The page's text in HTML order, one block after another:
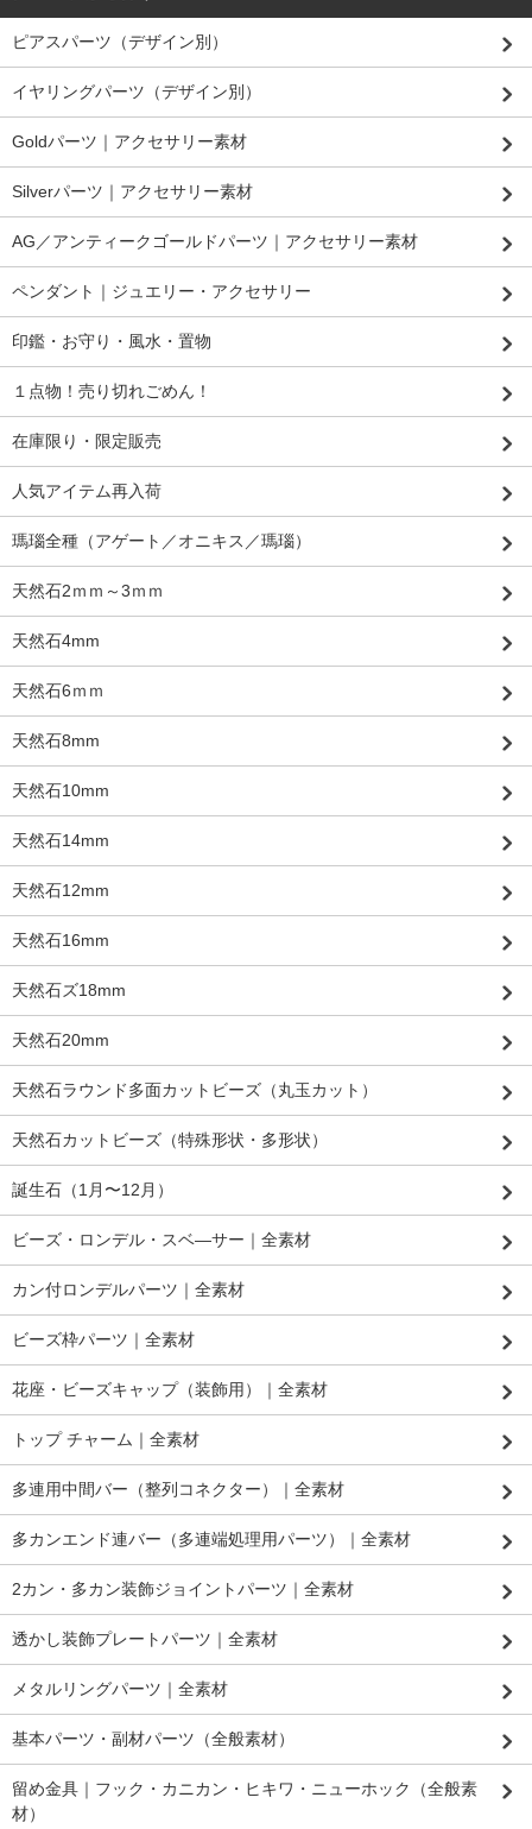
ピアスパーツ（デザイン別）
イヤリングパーツ（デザイン別）
Goldパーツ｜アクセサリー素材
Silverパーツ｜アクセサリー素材
AG／アンティークゴールドパーツ｜アクセサリー素材
ペンダント｜ジュエリー・アクセサリー
印鑑・お守り・風水・置物
１点物！売り切れごめん！
在庫限り・限定販売
人気アイテム再入荷
瑪瑙全種（アゲート／オニキス／瑪瑙）
天然石2ｍｍ～3ｍｍ
天然石4mm
天然石6ｍｍ
天然石8mm
天然石10mm
天然石14mm
天然石12mm
天然石16mm
天然石ズ18mm
天然石20mm
天然石ラウンド多面カットビーズ（丸玉カット）
天然石カットビーズ（特殊形状・多形状）
誕生石（1月〜12月）
ビーズ・ロンデル・スベ―サー｜全素材
カン付ロンデルパーツ｜全素材
ビーズ枠パーツ｜全素材
花座・ビーズキャップ（装飾用）｜全素材
トップ チャーム｜全素材
多連用中間バー（整列コネクター）｜全素材
多カンエンド連バー（多連端処理用パーツ）｜全素材
2カン・多カン装飾ジョイントパーツ｜全素材
透かし装飾プレートパーツ｜全素材
メタルリングパーツ｜全素材
基本パーツ・副材パーツ（全般素材）
留め金具｜フック・カニカン・ヒキワ・ニューホック（全般素
材）